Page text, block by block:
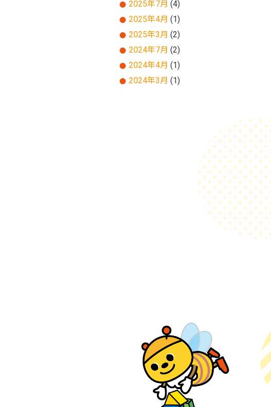
2025年7月 (4)
2025年4月 (1)
2025年3月 (2)
2024年7月 (2)
2024年4月 (1)
2024年3月 (1)